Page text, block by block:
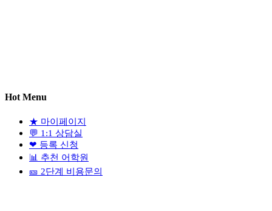
Hot Menu
★ 마이페이지
💬 1:1 상담실
❤ 등록 신청
📊 추천 어학원
🎫 2단계 비용문의